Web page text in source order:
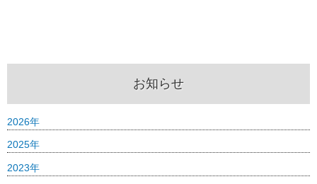
お知らせ
2026年
2025年
2023年